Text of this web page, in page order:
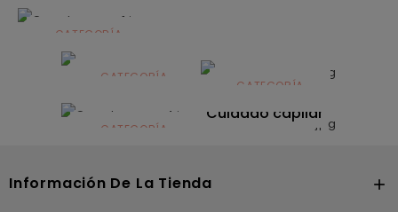
CATEGORÍA
Alimentación
infantilCATEGORÍA
Dermocosmética
CATEGORÍA
Solares
CATEGORÍA
Cuidado capilar
Información De La Tienda 